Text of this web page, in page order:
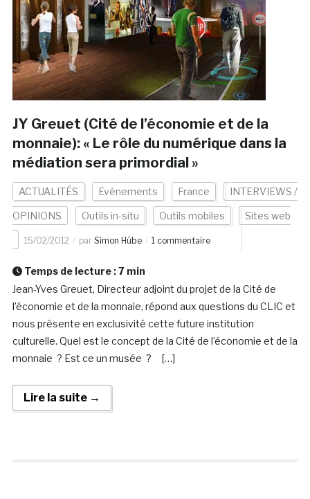
JY Greuet (Cité de l’économie et de la
monnaie): « Le rôle du numérique dans la
médiation sera primordial »
ACTUALITÉS Evénements France INTERVIEWS /
OPINIONS Outils in-situ Outils mobiles Sites web
15/02/2012 par Simon Hübe 1 commentaire
Temps de lecture :7 min
Jean-Yves Greuet, Directeur adjoint du projet de la Cité de
l’économie et de la monnaie, répond aux questions du CLIC et
nous présente en exclusivité cette future institution
culturelle. Quel est le concept de la Cité de l’économie et de la
monnaie ? Est ce un musée ? […]
Lire la suite →